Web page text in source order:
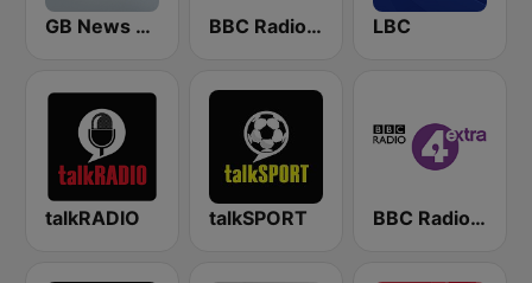
GB News Radio BBC Radio 4 LBC
talkRADIO talkSPORT BBC Radio 4 Extra